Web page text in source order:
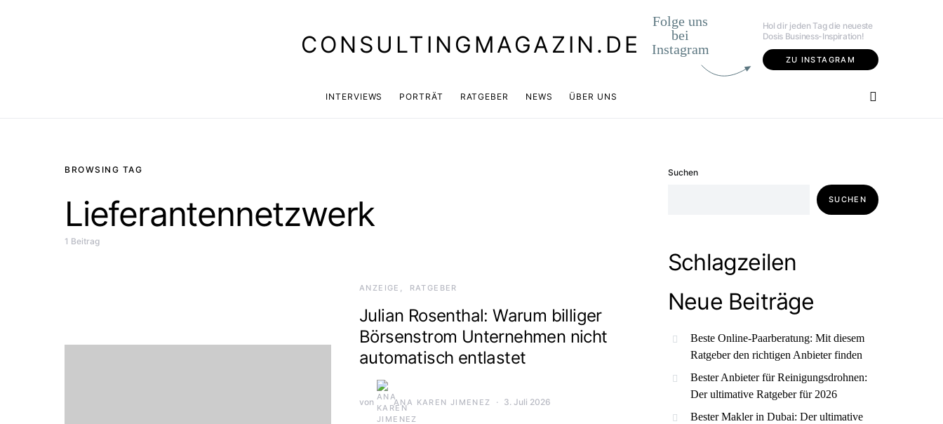
CONSULTINGMAGAZIN.DE
Folge uns
bei
Instagram
Hol dir jeden Tag die neueste
Dosis Business-Inspiration!
ZU INSTAGRAM
INTERVIEWS PORTRÄT RATGEBER NEWS ÜBER UNS
BROWSING TAG
Lieferantennetzwerk
1 Beitrag
ANZEIGE RATGEBER
Julian Rosenthal: Warum billiger
Börsenstrom Unternehmen nicht
automatisch entlastet
von ANA KAREN JIMENEZ 3. Juli 2026
Suchen
SUCHEN
Schlagzeilen
Neue Beiträge
Beste Online-Paarberatung: Mit diesem
Ratgeber den richtigen Anbieter finden
Bester Anbieter für Reinigungsdrohnen:
Der ultimative Ratgeber für 2026
Bester Makler in Dubai: Der ultimative